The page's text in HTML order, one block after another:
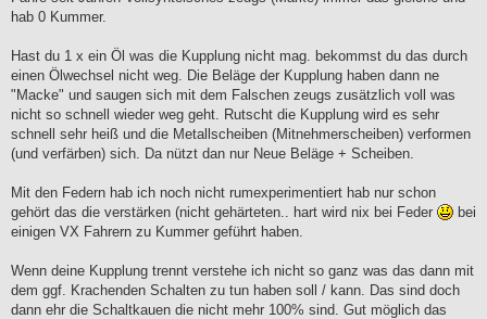
hab 0 Kummer.
Hast du 1 x ein Öl was die Kupplung nicht mag. bekommst du das durch
einen Ölwechsel nicht weg. Die Beläge der Kupplung haben dann ne
"Macke" und saugen sich mit dem Falschen zeugs zusätzlich voll was
nicht so schnell wieder weg geht. Rutscht die Kupplung wird es sehr
schnell sehr heiß und die Metallscheiben (Mitnehmerscheiben) verformen
(und verfärben) sich. Da nützt dan nur Neue Beläge + Scheiben.
Mit den Federn hab ich noch nicht rumexperimentiert hab nur schon
gehört das die verstärken (nicht gehärteten.. hart wird nix bei Feder
bei
einigen VX Fahrern zu Kummer geführt haben.
Wenn deine Kupplung trennt verstehe ich nicht so ganz was das dann mit
dem ggf. Krachenden Schalten zu tun haben soll / kann. Das sind doch
dann ehr die Schaltkauen die nicht mehr 100% sind. Gut möglich das